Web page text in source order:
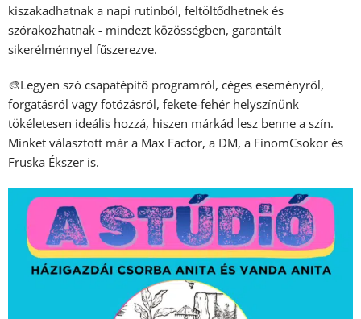
kiszakadhatnak a napi rutinból, feltöltődhetnek és
szórakozhatnak - mindezt közösségben, garantált
sikerélménnyel fűszerezve.
🎨Legyen szó csapatépítő programról, céges eseményről,
forgatásról vagy fotózásról, fekete-fehér helyszínünk
tökéletesen ideális hozzá, hiszen márkád lesz benne a szín.
Minket választott már a Max Factor, a DM, a FinomCsokor és
Fruska Ékszer is.